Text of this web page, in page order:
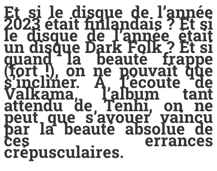
Et si le disque de l’année
2023 était finlandais ? Et si
le disque de l’année était
un disque Dark Folk ? Et si
quand la beauté frappe
(fort !), on ne pouvait que
s’incliner. A l’écoute de
Valkama, l’album tant
attendu de Tenhi, on ne
peut que s’avouer vaincu
par la beauté absolue de
ces errances
crépusculaires.